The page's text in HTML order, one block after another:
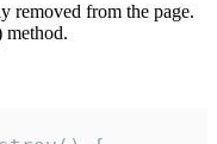
removed from the page.
method.